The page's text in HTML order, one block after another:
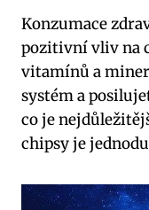
Konzumace
pozitivní vliv na
vitamínů a
systém a
co je
chipsy je